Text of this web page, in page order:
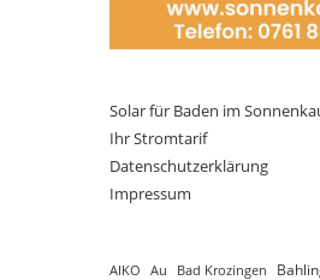
Solar für Baden im
Ihr Stromtarif
Datenschutzerklärung
Impressum
AIKO Au Bad Krozingen